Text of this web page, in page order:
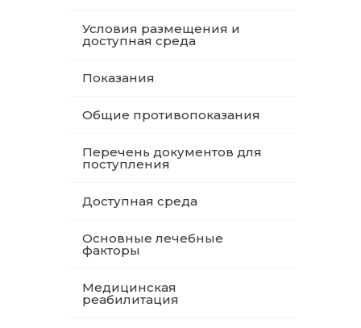
Условия размещения и
доступная среда
Показания
Общие противопоказания
Перечень документов для
поступления
Доступная среда
Основные лечебные
факторы
Медицинская
реабилитация